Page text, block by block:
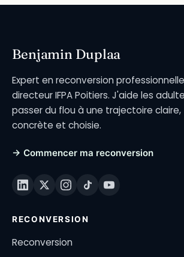
Benjamin Duplaa
Expert en reconversion
directeur IFPA Poitiers. J'aide les
passer du flou à une trajectoire claire,
concrète et choisie.
→ Commencer ma reconversion
RECONVERSION
Reconversion